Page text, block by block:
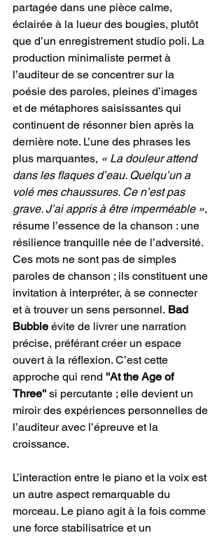
partagée dans une pièce calme,
éclairée à la lueur des bougies, plutôt
que d’un enregistrement studio poli. La
production minimaliste permet à
l’auditeur de se concentrer sur la
poésie des paroles, pleines d’images
et de métaphores saisissantes qui
continuent de résonner bien après la
dernière note. L’une des phrases les
plus marquantes, « La douleur attend
dans les flaques d’eau. Quelqu’un a
volé mes chaussures. Ce n’est pas
grave. J’ai appris à être imperméable »,
résume l’essence de la chanson : une
résilience tranquille née de l’adversité.
Ces mots ne sont pas de simples
paroles de chanson ; ils constituent une
invitation à interpréter, à se connecter
et à trouver un sens personnel. Bad
Bubble évite de livrer une narration
précise, préférant créer un espace
ouvert à la réflexion. C’est cette
approche qui rend ''At the Age of
Three'' si percutante ; elle devient un
miroir des expériences personnelles de
l’auditeur avec l’épreuve et la
croissance.
L’interaction entre le piano et la voix est
un autre aspect remarquable du
morceau. Le piano agit à la fois comme
une force stabilisatrice et un